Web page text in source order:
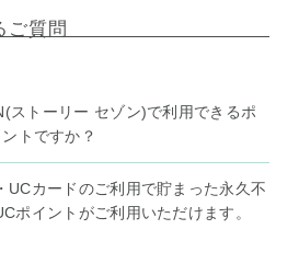
ご質問
ストーリー セゾン)で利用できるポ
トですか？
UCカードのご利用で貯まった永久不
ポイントがご利用いただけます。